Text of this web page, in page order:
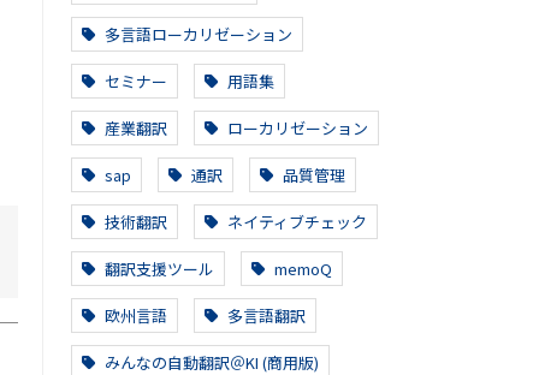
多言語ローカリゼーション
セミナー 用語集
産業翻訳 ローカリゼーション
sap 通訳 品質管理
技術翻訳 ネイティブチェック
翻訳支援ツール memoQ
欧州言語 多言語翻訳
みんなの自動翻訳＠KI (商用版)